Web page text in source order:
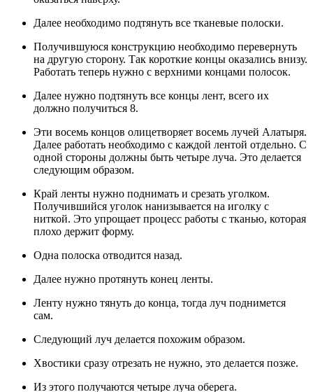
Далее необходимо подтянуть все тканевые полоски.
Получившуюся конструкцию необходимо перевернуть
на другую сторону. Так короткие концы оказались внизу.
Работать теперь нужно с верхними концами полосок.
Далее нужно подтянуть все концы лент, всего их
должно получиться 8.
Эти восемь концов олицетворяет восемь лучей Алатыря.
Далее работать необходимо с каждой лентой отдельно. С
одной стороны должны быть четыре луча. Это делается
следующим образом.
Край ленты нужно поднимать и срезать уголком.
Получившийся уголок нанизывается на иголку с
ниткой. Это упрощает процесс работы с тканью, которая
плохо держит форму.
Одна полоска отводится назад.
Далее нужно протянуть конец ленты.
Ленту нужно тянуть до конца, тогда луч поднимется
сам.
Следующий луч делается похожим образом.
Хвостики сразу отрезать не нужно, это делается позже.
Из этого получаются четыре луча оберега.